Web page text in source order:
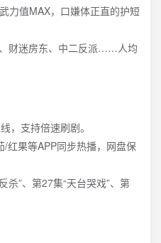
力值MAX，口嫌体正直的护短
财迷房东、中二反派……人均
，支持倍速刷剧。
/红果等APP同步热播，网盘保
杀”、第27集“天台哭戏”、第